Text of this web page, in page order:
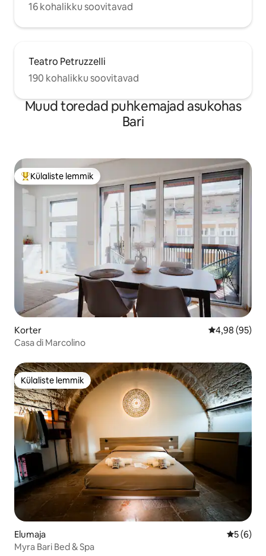
16 kohalikku soovitavad
Teatro Petruzzelli
190 kohalikku soovitavad
Muud toredad puhkemajad asukohas
Bari
Külaliste suur lemmik
Külaliste lemmik
Korter Keskmine
4,98 (95)
Casa di Marcolino
Külaliste lemmik
Külaliste lemmik
Elumaja
5 (6)
Myra Bari Bed & Spa